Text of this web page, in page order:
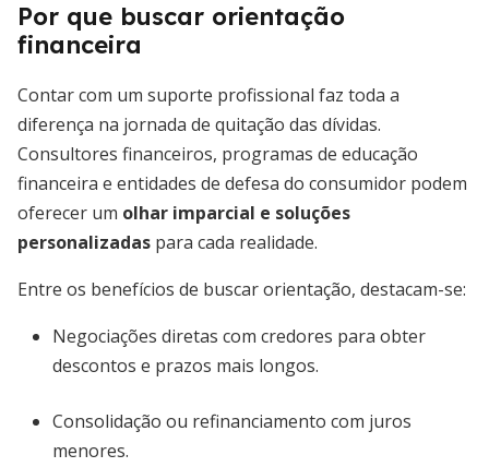
Por que buscar orientação
financeira
Contar com um suporte profissional faz toda a
diferença na jornada de quitação das dívidas.
Consultores financeiros, programas de educação
financeira e entidades de defesa do consumidor podem
oferecer um olhar imparcial e soluções
personalizadas para cada realidade.
Entre os benefícios de buscar orientação, destacam-se:
Negociações diretas com credores para obter
descontos e prazos mais longos.
Consolidação ou refinanciamento com juros
menores.